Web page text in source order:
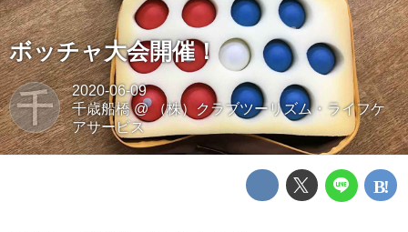
ボッチャ大会開催！
千
2020-06-09
千歳船橋@（株）クラブツーリズム・ライフケ
アサービス